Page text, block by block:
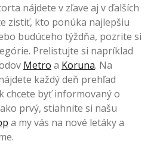
nájdete v zľave aj v ďalších
zistiť, kto ponúka najlepšiu
budúceho týždňa, pozrite si
Prelistujte si napríklad
Metro a Koruna. Na
každý deň prehľad
chcete byť informovaný o
prvý, stiahnite si našu
a my vás na nové letáky a